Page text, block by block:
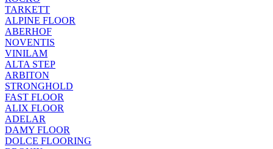
TARKETT
ALPINE FLOOR
ABERHOF
NOVENTIS
VINILAM
ALTA STEP
ARBITON
STRONGHOLD
FAST FLOOR
ALIX FLOOR
ADELAR
DAMY FLOOR
DOLCE FLOORING